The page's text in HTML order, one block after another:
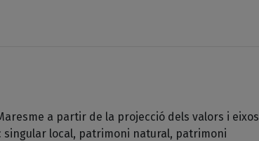
a partir de la projecció dels valors i eixos
local, patrimoni natural, patrimoni